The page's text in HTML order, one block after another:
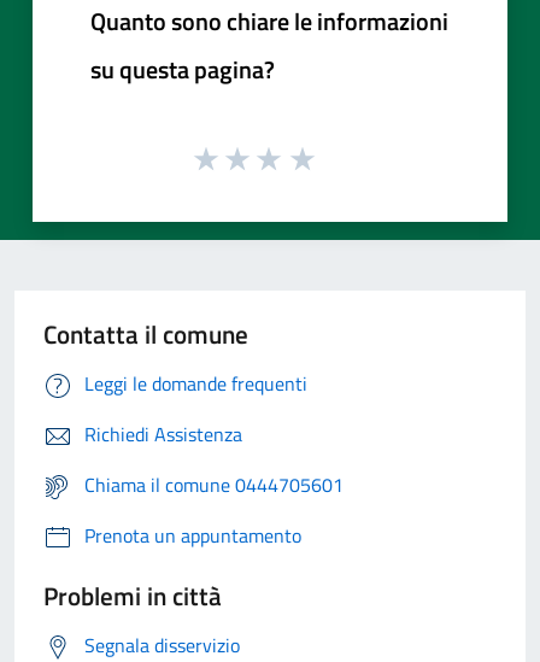
Quanto sono chiare le informazioni
su questa pagina?
Contatta il comune
Leggi le domande frequenti
Richiedi Assistenza
Chiama il comune 0444705601
Prenota un appuntamento
Problemi in città
Segnala disservizio